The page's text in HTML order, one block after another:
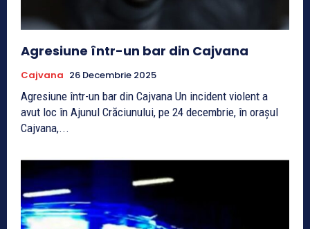
Agresiune într-un bar din Cajvana
Cajvana 26 Decembrie 2025
Agresiune într-un bar din Cajvana Un incident violent a
avut loc în Ajunul Crăciunului, pe 24 decembrie, în orașul
Cajvana,...